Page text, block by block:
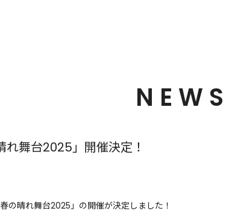
NEWS
れ舞台2025」開催決定！
晴れ舞台2025」の開催が決定しました！